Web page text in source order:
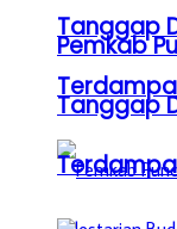
Tanggap
Pemkab
Tanggap